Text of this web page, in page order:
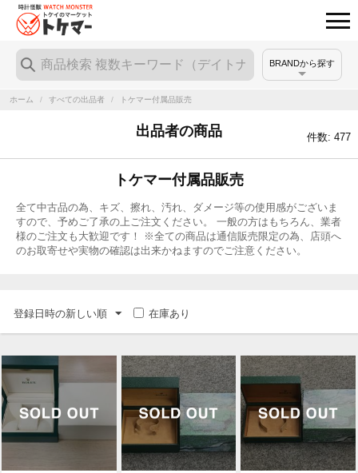
BRANDから探す
ホーム / すべての出品者 / トケマー付属品販売
出品者の商品 件数: 477
トケマー付属品販売
全て中古品の為、キズ、擦れ、汚れ、ダメージ等の使用感がございま
すので、予めご了承の上ご注文ください。 一般の方はもちろん、業者
様のご注文も大歓迎です！ ※全ての商品は通信販売限定の為、店頭へ
のお取寄せや実物の確認は出来かねますのでご注意ください。
登録日時の新しい順 在庫あり